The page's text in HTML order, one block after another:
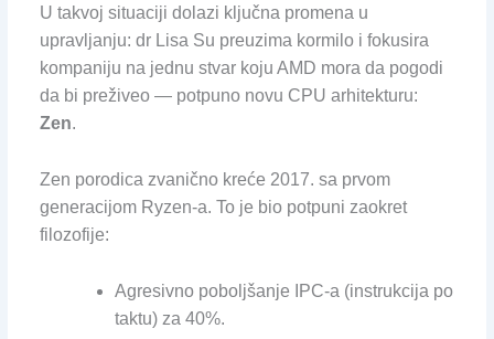
U takvoj situaciji dolazi ključna promena u
upravljanju: dr Lisa Su preuzima kormilo i fokusira
kompaniju na jednu stvar koju AMD mora da pogodi
da bi preživeo — potpuno novu CPU arhitekturu:
Zen.
Zen porodica zvanično kreće 2017. sa prvom
generacijom Ryzen-a. To je bio potpuni zaokret
filozofije:
Agresivno poboljšanje IPC-a (instrukcija po
taktu) za 40%.